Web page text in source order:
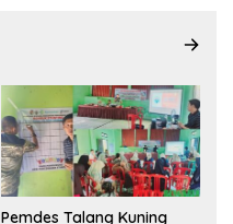
Pemdes Talang Kuning